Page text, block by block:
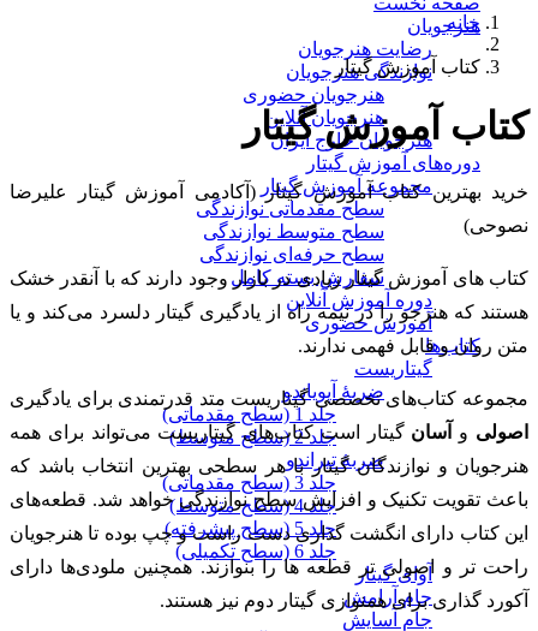
هنرجویان
رضایت هنرجویان
نوازندگی هنرجویان
هنرجویان حضوری
هنرجویان آنلاین
هنرجویان خارج ایران
دوره‌های آموزش گیتار
مجموعه آموزش گیتار
سطح مقدماتی نوازندگی
سطح متوسط نوازندگی
سطح حرفه‌ای نوازندگی
سفارش بسته کامل
دوره آموزش آنلاین
آموزش حضوری
کتاب‌ها
گیتاریست
ضربۀ آپویاندو
جلد 1 (سطح مقدماتی)
جلد 2 (سطح متوسط)
ضربۀ تیراندو
جلد 3 (سطح مقدماتی)
جلد 4 (سطح متوسط)
جلد 5 (سطح پیشرفته)
جلد 6 (سطح تکمیلی)
آوای گیتار
جام آرامش
جام آسایش
خانه
کتاب آموزش گیتار
کتاب آموزش گیتار
خرید بهترین کتاب آموزش گیتار (آکادمی آموزش گیتار علیرضا
نصوحی)
کتاب های آموزش گیتار زیادی در بازار وجود دارند که با آنقدر خشک
هستند که هنرجو را در نیمه راه از یادگیری گیتار دلسرد می‌کند و یا
متن روان و قابل فهمی ندارند.
مجموعه کتاب‌های تخصصی گیتاریست متد قدرتمندی برای یادگیری
اصولی و آسان گیتار است کتاب‌های گیتاریست می‌تواند برای همه
هنرجویان و نوازندگان گیتار با هر سطحی بهترین انتخاب باشد که
باعث تقویت تکنیک و افزایش سطح نوازندگی خواهد شد. قطعه‌های
این کتاب دارای انگشت گذاری دست راست و چپ بوده تا هنرجویان
راحت تر و اصولی تر قطعه ها را بنوازند. همچنین ملودی‌ها دارای
آکورد گذاری برای همنوازی گیتار دوم نیز هستند.